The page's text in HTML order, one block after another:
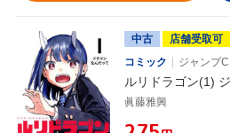
中古
店舗受取可
コミック
ジャンプC
ルリドラゴン(1)
眞藤雅興